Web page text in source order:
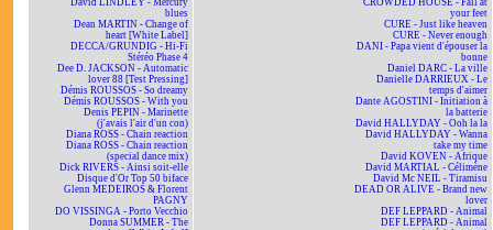
David LINDLEY - Mercury
blues
Dean MARTIN - Change of
heart [White Label]
DECCA/GRUNDIG - Hi-Fi
Stéréo Phase 4
Dee D. JACKSON - Automatic
lover 88 [Test Pressing]
Démis ROUSSOS - So dreamy
Démis ROUSSOS - With you
Denis PEPIN - Marinette
(j'avais l'air d'un con)
Diana ROSS - Chain reaction
Diana ROSS - Chain reaction
(special dance mix)
Dick RIVERS - Ainsi soit-elle
Disque d'Or Top 50 biface
Glenn MEDEIROS & Florent
PAGNY
DO VISSINGA - Porto Vecchio
Donna SUMMER - The
CROWDED HOUSE - Fall at
your feet
CURE - Just like heaven
CURE - Never enough
DANI - Papa vient d'épouser la
bonne
Daniel DARC - La ville
Danielle DARRIEUX - Le
temps d'aimer
Dante AGOSTINI - Initiation à
la batterie
David HALLYDAY - Ooh la la
David HALLYDAY - Wanna
take my time
David KOVEN - Afrique
David MARTIAL - Célimène
David Mc NEIL - Tiramisu
DEAD OR ALIVE - Brand new
lover
DEF LEPPARD - Animal
DEF LEPPARD - Animal